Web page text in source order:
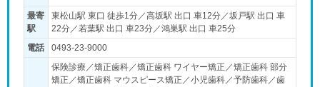
最寄
駅
東松山駅 東口 徒歩1分／高坂駅 出口 車12分／坂戸駅 出口 車
22分／若葉駅 出口 車23分／鴻巣駅 出口 車25分
電話
0493-23-9000
保険診療／矯正歯科／矯正歯科 ワイヤー矯正／矯正歯科 部分
矯正／矯正歯科 マウスピース矯正／小児歯科／予防歯科／歯